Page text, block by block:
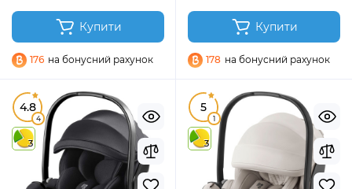
Купити
176 на бонусний рахунок
Купити
178 на бонусний рахунок
4.8
4
3
5
1
3